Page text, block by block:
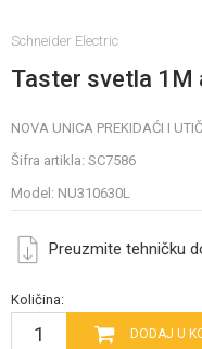
Schneider Electric
Taster svetla 1M
NOVA UNICA PREKIDAĆI I
Šifra artikla: SC7586
Model: NU310630L
Preuzmite tehničku
Količina:
DODAJ U